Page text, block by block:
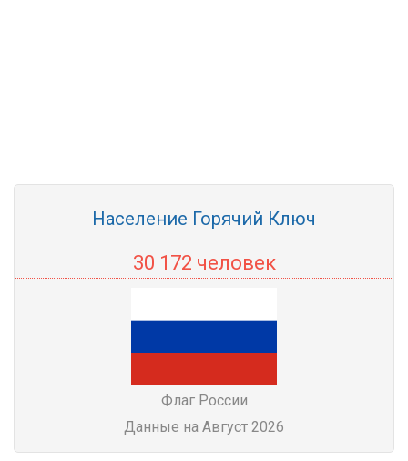
Население Горячий Ключ
30 172 человек
Флаг России
Данные на Август 2026